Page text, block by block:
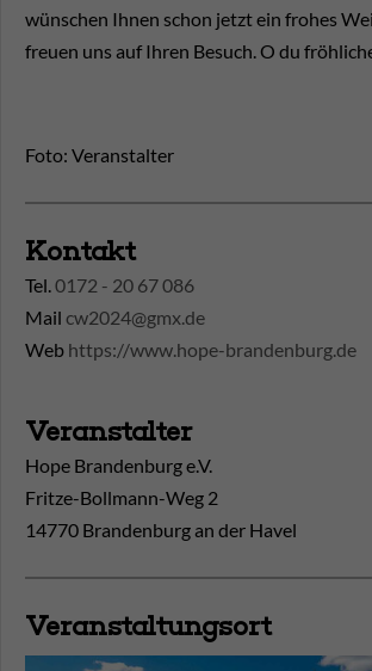
wünschen Ihnen schon jetzt ein frohes
freuen uns auf Ihren Besuch. O du
Foto: Veranstalter
Kontakt
Tel.0172 - 20 67 086
Mail cw2024@gmx.de
Web https://www.hope-brandenburg.de
Veranstalter
Hope Brandenburg e.V.
Fritze-Bollmann-Weg 2
14770 Brandenburg an der Havel
Veranstaltungsort